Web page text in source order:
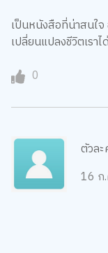
เป็นหนังสือที่น่าสนใจ
เปลี่ยนแปลงชีวิตเรา
0
ตัวล
16 ก